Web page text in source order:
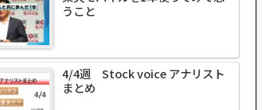
うこと
4/4週 Stock voice アナリスト
まとめ